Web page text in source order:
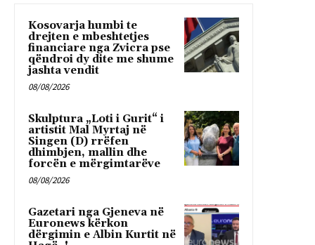
Kosovarja humbi te
drejten e mbeshtetjes
financiare nga Zvicra pse
qëndroi dy dite me shume
jashta vendit
08/08/2026
Skulptura „Loti i Gurit“ i
artistit Mal Myrtaj në
Singen (D) rrëfen
dhimbjen, mallin dhe
forcën e mërgimtarëve
08/08/2026
Gazetari nga Gjeneva në
Euronews kërkon
dërgimin e Albin Kurtit në